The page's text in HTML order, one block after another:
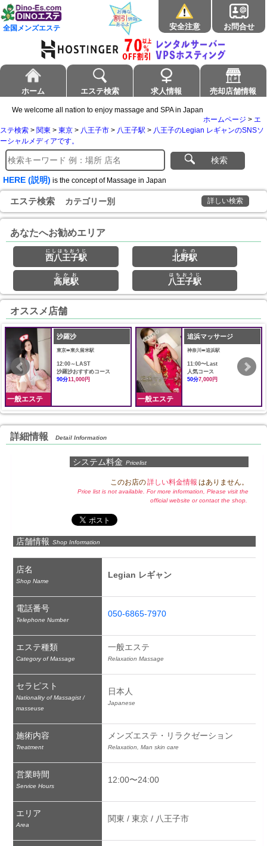
全国メンズエステ 安全注意 お問合せ
ホーム エステ検索 求人情報 売却店舗情報
We welcome all nation to enjoy massage and SPA in Japan
ホームページ > エ
ステ検索 > 関東 > 東京 > 八王子市 > 八王子駅 > 八王子のLegian レギャンのSNSソ
ーシャルメディアです。
検索
HERE (説明) is the concept of Massage in Japan
エステ検索 カテゴリー別 詳しい検索
あなたへお勧めエリア
西八王子駅
にしはちおうじ
北野駅
きたの
高尾駅
たかお
八王子駅
はちおうじ
オススメ店舗
一般エステ
沙羅沙
東京➠東久留米駅
12:00～LAST
沙羅沙おすすめコース
90分11,000円
一般エステ
追浜マッサージ
神奈川➠追浜駅
11:00〜Last
人気コース
50分7,000円
詳細情報 Detail Information
システム料金 Pricelist
このお店の詳しい料金情報 はありません。
Price list is not available. For more information, Please visit the
official website or contact the shop.
店舗情報 Shop Information
店名
Shop Name
Legian レギャン
電話番号
Telephone Number
050-6865-7970
エステ種類
Category of Massage
一般エステ
Relaxation Massage
セラピスト
Nationality of Massagist /
masseuse
日本人
Japanese
施術内容
Treatment
メンズエステ・リラクゼーション
Relaxation, Man skin care
営業時間
Service Hours
12:00〜24:00
エリア
Area
関東 / 東京 / 八王子市